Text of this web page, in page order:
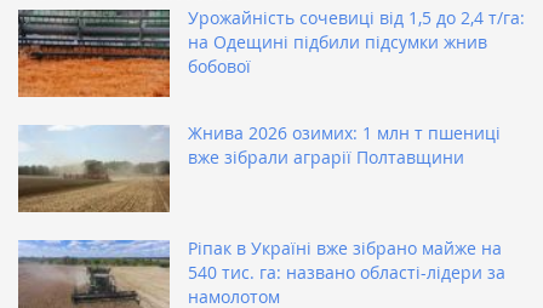
Урожайність сочевиці від 1,5 до 2,4 т/га:
на Одещині підбили підсумки жнив
бобової
Жнива 2026 озимих: 1 млн т пшениці
вже зібрали аграрії Полтавщини
Ріпак в Україні вже зібрано майже на
540 тис. га: названо області-лідери за
намолотом